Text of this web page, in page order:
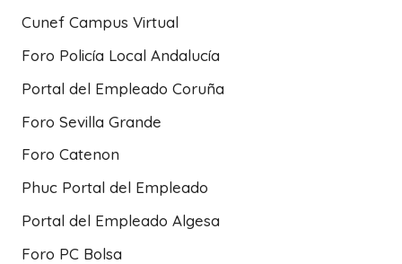
Cunef Campus Virtual
Foro Policía Local Andalucía
Portal del Empleado Coruña
Foro Sevilla Grande
Foro Catenon
Phuc Portal del Empleado
Portal del Empleado Algesa
Foro PC Bolsa